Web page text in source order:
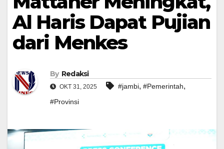
Al Haris Dapat Pujian
dari Menkes
By Redaksi
OKT 31, 2025 #jambi, #Pemerintah,
#Provinsi